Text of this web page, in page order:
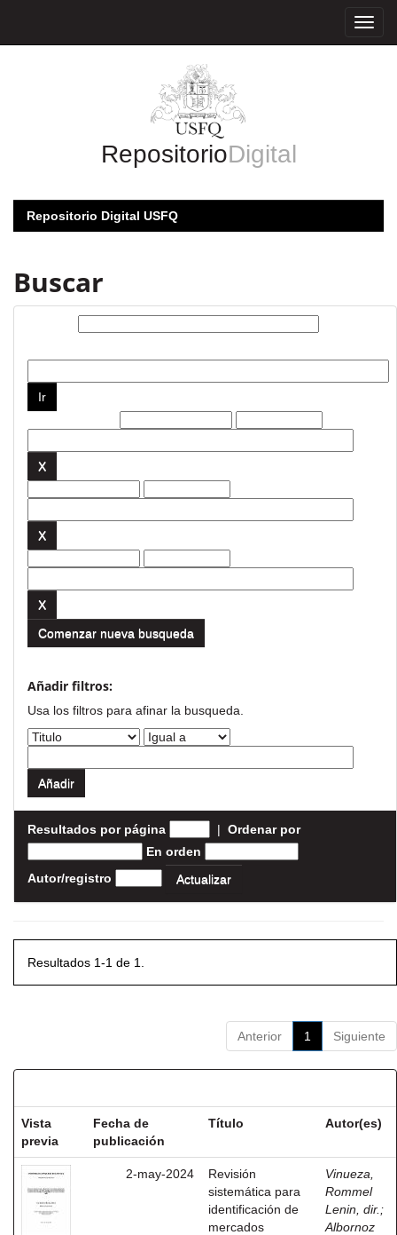
RepositorioDigital
Repositorio Digital USFQ
Buscar
Comenzar nueva busqueda
Añadir filtros:
Usa los filtros para afinar la busqueda.
Resultados por página | Ordenar por
En orden
Autor/registro
Resultados 1-1 de 1.
Anterior 1 Siguiente
Vista
previa
Fecha de
publicación
Título Autor(es)
2-may-2024
Revisión
sistemática para
identificación de
mercados
Vinueza,
Rommel
Lenin, dir. ;
Albornoz